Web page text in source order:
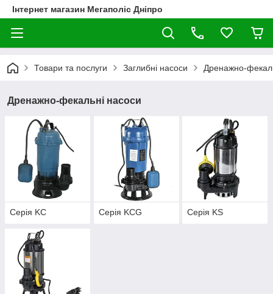
Інтернет магазин Мегаполіс Дніпро
Товари та послуги Заглибні насоси Дренажно-
Дренажно-фекальні насоси
Серія KC Серія KCG Серія KS